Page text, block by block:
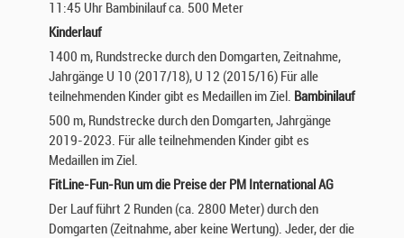
11:45 Uhr Bambinilauf ca. 500 Meter
Kinderlauf
1400 m, Rundstrecke durch den Domgarten, Zeitnahme,
Jahrgänge U 10 (2017/18), U 12 (2015/16) Für alle
teilnehmenden Kinder gibt es Medaillen im Ziel. Bambinilauf
500 m, Rundstrecke durch den Domgarten, Jahrgänge
2019-2023. Für alle teilnehmenden Kinder gibt es
Medaillen im Ziel.
FitLine-Fun-Run um die Preise der PM International AG
Der Lauf führt 2 Runden (ca. 2800 Meter) durch den
Domgarten (Zeitnahme, aber keine Wertung). Jeder, der die